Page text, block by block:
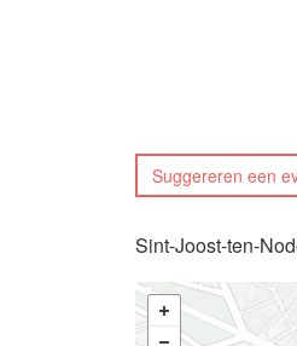
Suggereren een
Sint-Joost-ten-